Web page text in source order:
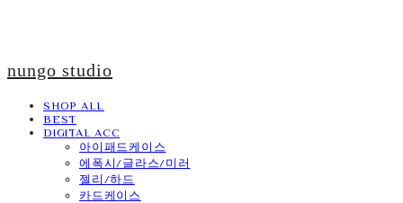
nungo studio
SHOP ALL
BEST
DIGITAL ACC
아이패드케이스
에폭시/글라스/미러
젤리/하드
카드케이스